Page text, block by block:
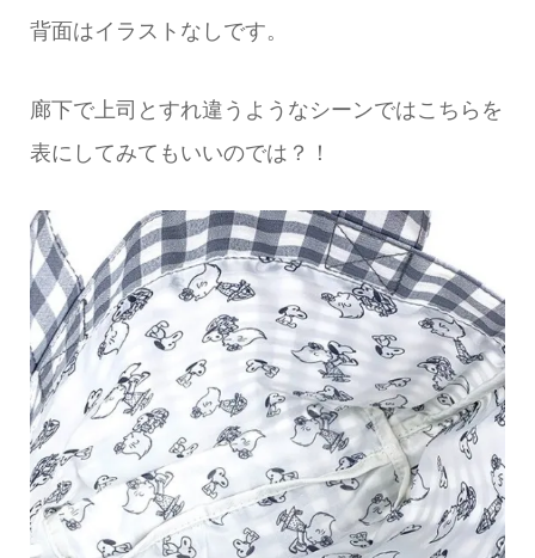
背面はイラストなしです。
廊下で上司とすれ違うようなシーンではこちらを
表にしてみてもいいのでは？！